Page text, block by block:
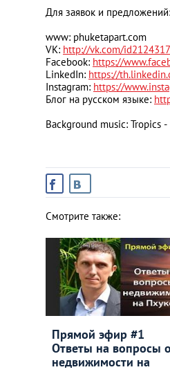
Для заявок и предложений:
www: phuketapart.com
VK: http://vk.com/
Facebook: https://
LinkedIn: https://
Instagram: https://
Блог на русском языке:
Background music: Tropics
Смотрите также:
Прямой эфир #1
Ответы на вопросы о
недвижимости на